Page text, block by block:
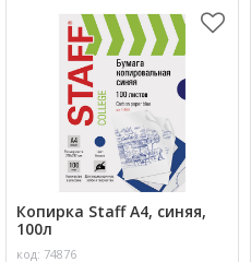
Копирка Staff А4, синяя,
100л
код: 74876